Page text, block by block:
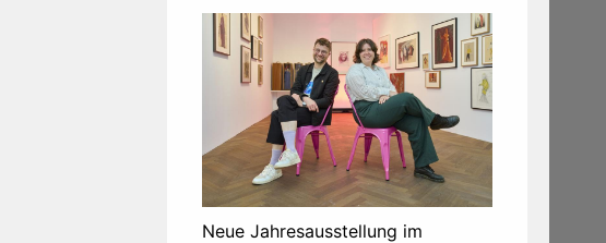
Neue Jahresausstellung im